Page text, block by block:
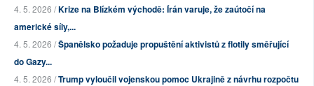
4. 5. 2026 /Krize na Blízkém východě: Írán varuje, že zaútočí na
americké síly,...
4. 5. 2026 /Španělsko požaduje propuštění aktivistů z flotily směřující
do Gazy...
4. 5. 2026 /Trump vyloučil vojenskou pomoc Ukrajině z návrhu rozpočtu